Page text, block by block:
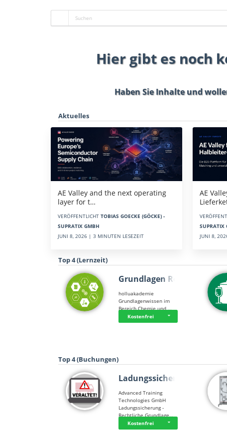
Hier gibt es noch
Haben Sie Inhalte und
Aktuelles
AE Valley and the next operating
layer for t…
VERÖFFENTLICHT TOBIAS GOECKE (GÖCKE) -
SUPRATIX GMBH
JUNI 8, 2026 | 3 MINUTEN LESEZEIT
AE
SUPRATIX
JUNI 8,
Top 4 (Lernzeit)
Grundlagen Rein…
holluakademie
Grundlagenwissen im
Bereich Chemie und …
Kostenfrei
Top 4 (Buchungen)
Ladungssicherung
Advanced Training
Technologies GmbH
Ladungssicherung -
Rechtliche Grundlage…
Kostenfrei